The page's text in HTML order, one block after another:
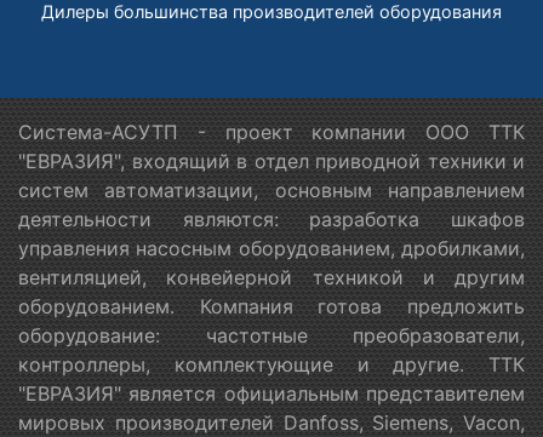
Дилеры большинства производителей оборудования
Система-АСУТП - проект компании ООО ТТК
"ЕВРАЗИЯ", входящий в отдел приводной техники и
систем автоматизации, основным направлением
деятельности являются: разработка шкафов
управления насосным оборудованием, дробилками,
вентиляцией, конвейерной техникой и другим
оборудованием. Компания готова предложить
оборудование: частотные преобразователи,
контроллеры, комплектующие и другие. ТТК
"ЕВРАЗИЯ" является официальным представителем
мировых производителей Danfoss, Siemens, Vacon,